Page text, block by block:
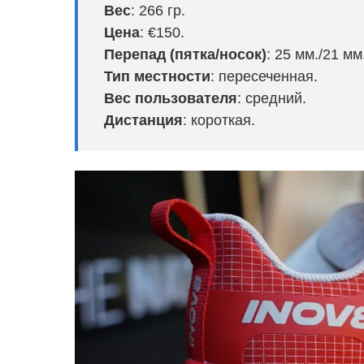
Вес: 266 гр.
Цена: €150.
Перепад (пятка/носок): 25 мм./21
Тип местности: пересеченная.
Вес пользователя: средний.
Дистанция: короткая.